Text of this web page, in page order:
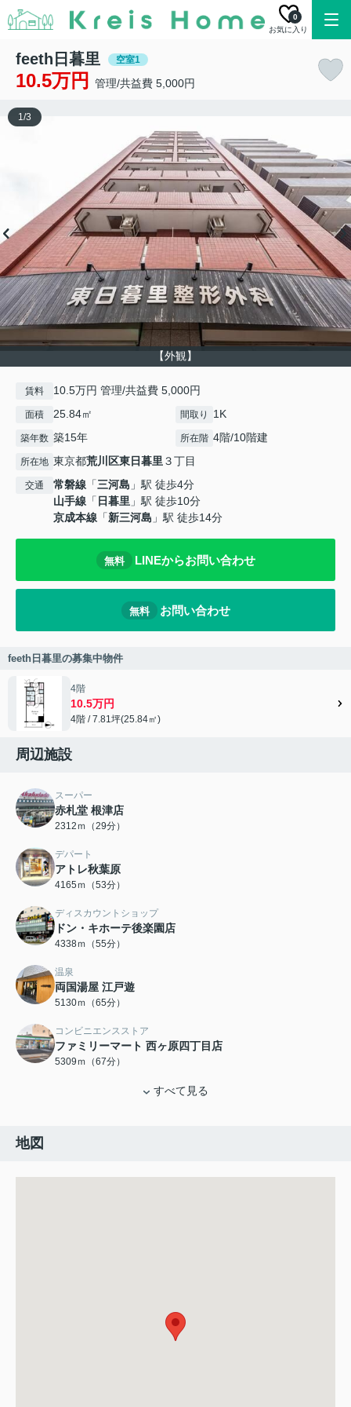
お気に入り
0
feeth日暮里 空室1
10.5万円 管理/共益費 5,000円
【外観】
1/3
賃料 10.5万円 管理/共益費 5,000円
面積 25.84㎡ 間取り 1K
築年数 築15年 所在階 4階/10階建
所在地 東京都荒川区東日暮里３丁目
交通 常磐線 「三河島 」駅 徒歩4分
山手線 「 日暮里 」駅 徒歩10分
京成本線 「新三河島 」駅 徒歩14分
無料 LINEからお問い合わせ
無料 お問い合わせ
feeth日暮里の募集中物件
4階
10.5万円
4階 / 7.81坪(25.84㎡)
周辺施設
スーパー
赤札堂 根津店
2312ｍ（29分）
デパート
アトレ秋葉原
4165ｍ（53分）
ディスカウントショップ
ドン・キホーテ後楽園店
4338ｍ（55分）
温泉
両国湯屋 江戸遊
5130ｍ（65分）
コンビニエンスストア
ファミリーマート 西ヶ原四丁目店
5309ｍ（67分）
すべて見る
地図